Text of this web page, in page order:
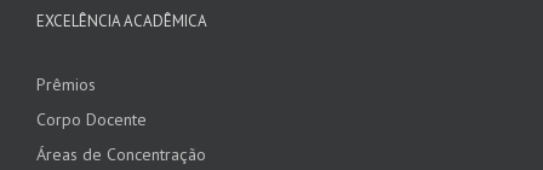
EXCELÊNCIA ACADÊMICA
Prêmios
Corpo Docente
Áreas de Concentração